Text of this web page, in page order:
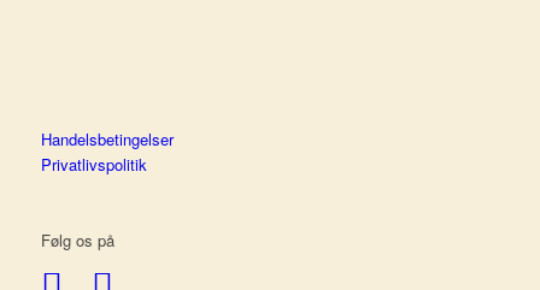
Handelsbetingelser
Privatlivspolitik
Følg os på